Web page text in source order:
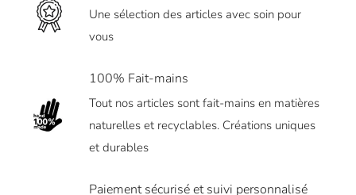
Une sélection des articles avec soin pour
vous
100% Fait-mains
Tout nos articles sont fait-mains en matières
naturelles et recyclables. Créations uniques
et durables
Paiement sécurisé et suivi personnalisé